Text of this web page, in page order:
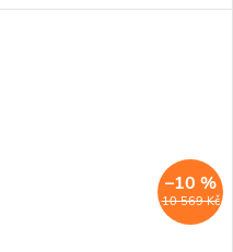
2026 W. Dostupné rozměry
10 569 Kč
–10 %